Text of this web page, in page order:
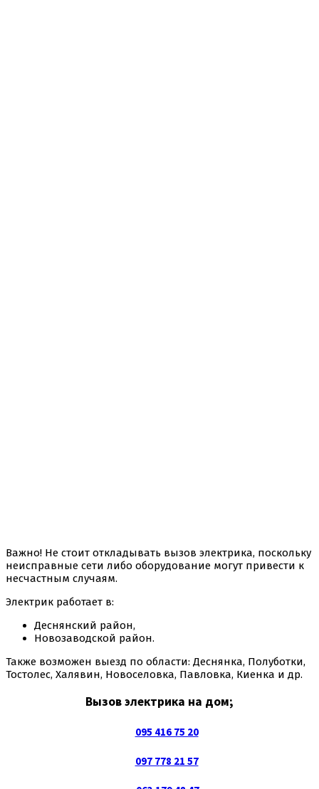
Важно! Не стоит откладывать вызов электрика, поскольку
неисправные сети либо оборудование могут привести к
несчастным случаям.
Электрик работает в:
Деснянский район,
Новозаводской район.
Также возможен выезд по области: Деснянка, Полуботки,
Тостолес, Халявин, Новоселовка, Павловка, Киенка и др.
Вызов электрика на дом;
095 416 75 20
097 778 21 57